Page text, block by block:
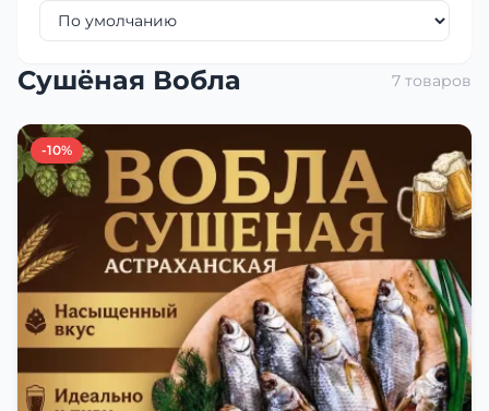
Сушёная Вобла 7 товаров
-10%